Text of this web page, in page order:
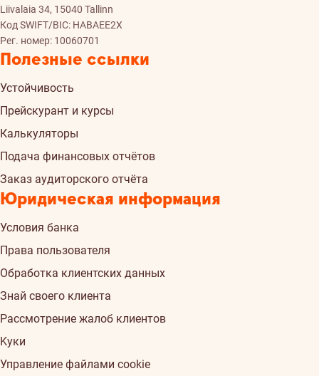
Liivalaia 34, 15040 Tallinn
Код SWIFT/BIC: HABAEE2X
Рег. номер: 10060701
Полезные ссылки
Устойчивость
Прейскурант и курсы
Калькуляторы
Подача финансовых отчётов
Заказ аудиторского отчёта
Юридическая информация
Условия банка
Права пользователя
Обработка клиентских данных
Знай своего клиента
Рассмотрение жалоб клиентов
Kуки
Управление файлами cookie